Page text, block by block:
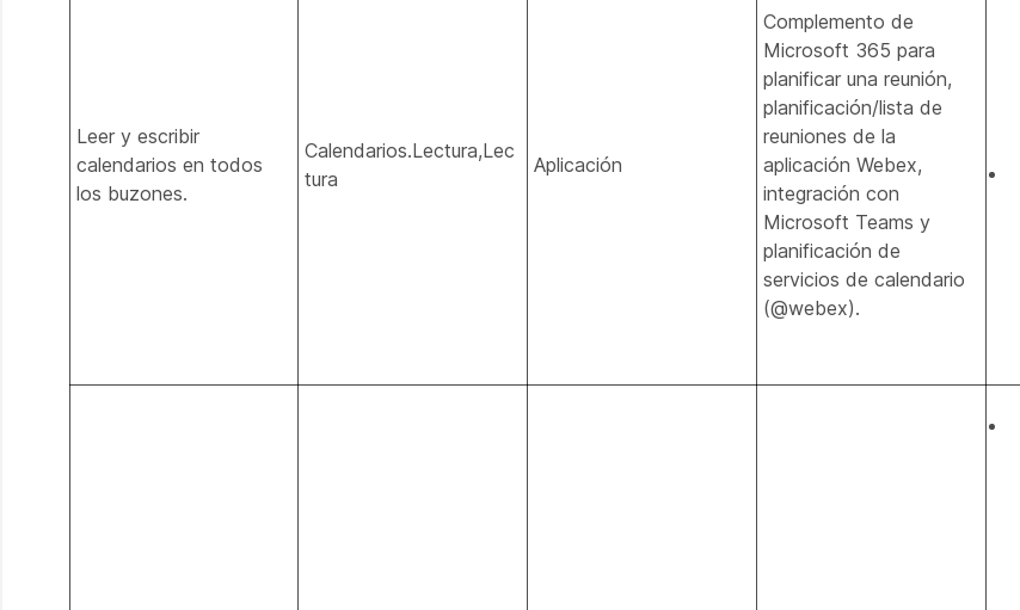
Leer y escribir
calendarios en todos
los buzones.
Calendarios.Lectura,Lec
tura
Aplicación
Complemento de
Microsoft 365 para
planificar una reunión,
planificación/lista de
reuniones de la
aplicación Webex,
integración con
Microsoft Teams y
planificación de
servicios de calendario
(@webex).